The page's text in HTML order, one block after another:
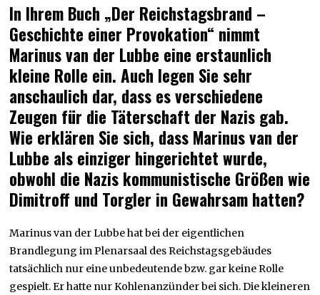
In Ihrem Buch „Der Reichstagsbrand –
Geschichte einer Provokation“ nimmt
Marinus van der Lubbe eine erstaunlich
kleine Rolle ein. Auch legen Sie sehr
anschaulich dar, dass es verschiedene
Zeugen für die Täterschaft der Nazis gab.
Wie erklären Sie sich, dass Marinus van der
Lubbe als einziger hingerichtet wurde,
obwohl die Nazis kommunistische Größen wie
Dimitroff und Torgler in Gewahrsam hatten?
Marinus van der Lubbe hat bei der eigentlichen
Brandlegung im Plenarsaal des Reichstagsgebäudes
tatsächlich nur eine unbedeutende bzw. gar keine Rolle
gespielt. Er hatte nur Kohlenanzünder bei sich. Die kleineren